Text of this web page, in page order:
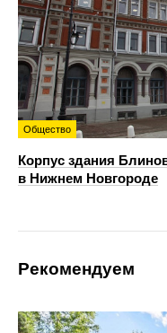
Общество
Корпус здания
в Нижнем Новгороде
Рекомендуем